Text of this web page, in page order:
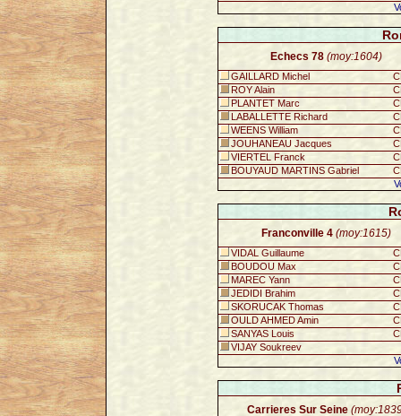
Echecs 78 (moy:1604)
GAILLARD Michel
ROY Alain
PLANTET Marc
LABALLETTE Richard
WEENS William
JOUHANEAU Jacques
VIERTEL Franck
BOUYAUD MARTINS Gabriel
Franconville 4 (moy:1615)
VIDAL Guillaume
BOUDOU Max
MAREC Yann
JEDIDI Brahim
SKORUCAK Thomas
OULD AHMED Amin
SANYAS Louis
VIJAY Soukreev
Carrieres Sur Seine